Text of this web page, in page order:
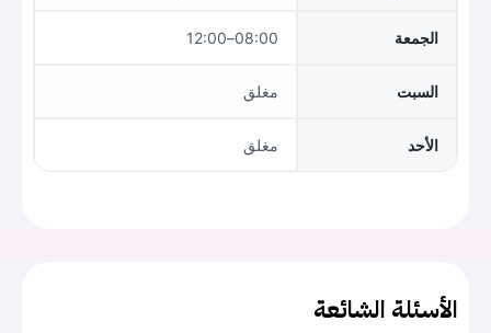
الجمعة 08:00–12:00
السبت مغلق
الأحد مغلق
الأسئلة الشائعة